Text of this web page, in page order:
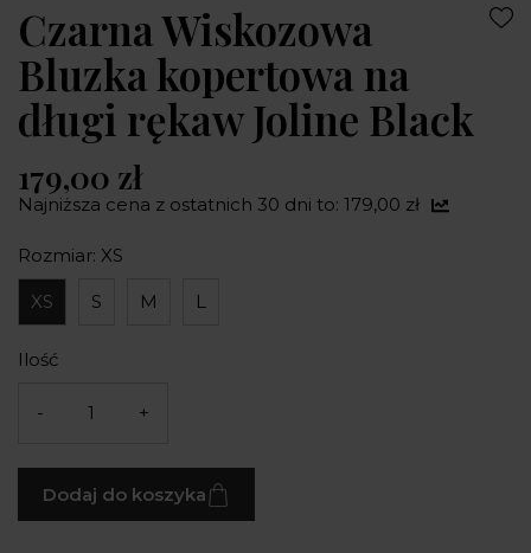
Czarna Wiskozowa
Bluzka kopertowa na
długi rękaw Joline Black
179,00 zł
Najniższa cena z ostatnich 30 dni to: 179,00 zł
Rozmiar: XS
XS S M L
Ilość
- +
Dodaj do koszyka